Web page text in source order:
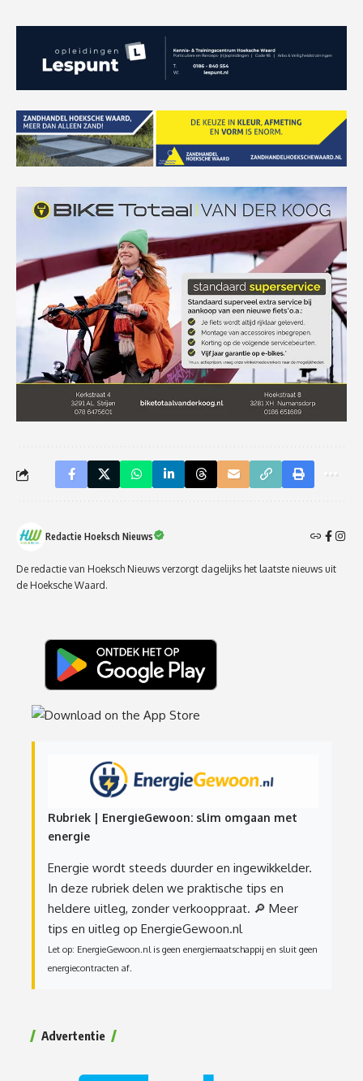
Redactie Hoeksch Nieuws
De redactie van Hoeksch Nieuws verzorgt dagelijks het laatste nieuws uit
de Hoeksche Waard.
Rubriek | EnergieGewoon: slim omgaan met
energie
Energie wordt steeds duurder en ingewikkelder.
In deze rubriek delen we praktische tips en
heldere uitleg, zonder verkooppraat. 🔎 Meer
tips en uitleg op EnergieGewoon.nl
Let op: EnergieGewoon.nl is geen energiemaatschappij en sluit geen
energiecontracten af.
Advertentie